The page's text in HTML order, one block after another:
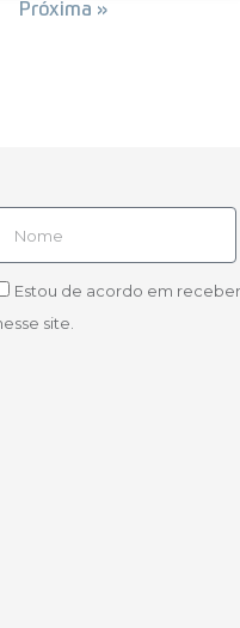
Próxima »
Estou de acordo em
site.